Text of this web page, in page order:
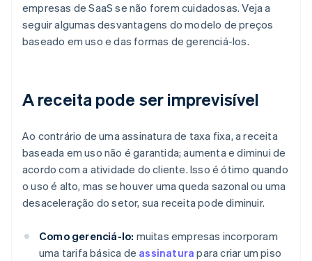
empresas de SaaS se não forem cuidadosas. Veja a
seguir algumas desvantagens do modelo de preços
baseado em uso e das formas de gerenciá-los.
A receita pode ser imprevisível
Ao contrário de uma assinatura de taxa fixa, a receita
baseada em uso não é garantida; aumenta e diminui de
acordo com a atividade do cliente. Isso é ótimo quando
o uso é alto, mas se houver uma queda sazonal ou uma
desaceleração do setor, sua receita pode diminuir.
Como gerenciá-lo: muitas empresas incorporam
uma tarifa básica de assinatura para criar um piso